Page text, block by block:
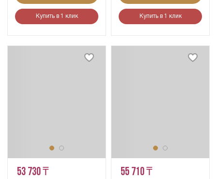
Купить в 1 клик Купить в 1 клик
53 730 ₸ 55 710 ₸